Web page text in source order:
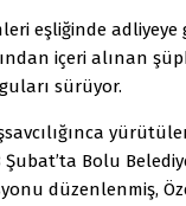
eşliğinde adliyeye
içeri alınan
sürüyor.
Şubat’ta Bolu
düzenlenmiş,